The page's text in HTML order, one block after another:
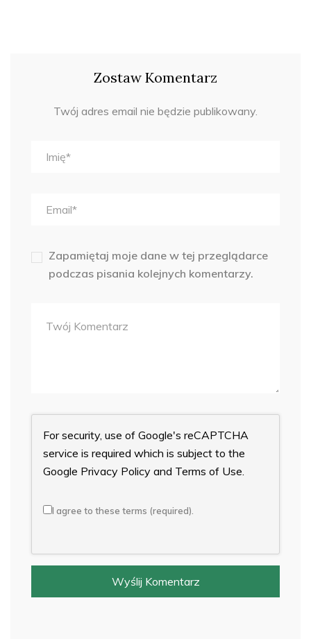
Zostaw Komentarz
Twój adres email nie będzie publikowany.
Zapamiętaj moje dane w tej przeglądarce
podczas pisania kolejnych komentarzy.
For security, use of Google's reCAPTCHA
service is required which is subject to the
Google Privacy Policy and Terms of Use.
I agree to these terms (required).